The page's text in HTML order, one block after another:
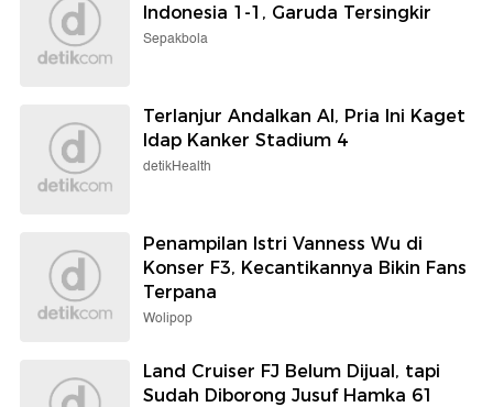
Indonesia 1-1, Garuda Tersingkir
Sepakbola
Terlanjur Andalkan AI, Pria Ini Kaget
Idap Kanker Stadium 4
detikHealth
Penampilan Istri Vanness Wu di
Konser F3, Kecantikannya Bikin Fans
Terpana
Wolipop
Land Cruiser FJ Belum Dijual, tapi
Sudah Diborong Jusuf Hamka 61